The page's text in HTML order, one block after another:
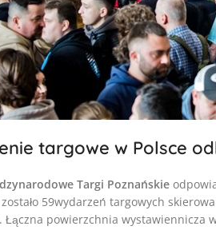
targowe w Polsce
Targi Poznańskie
59wydarzeń targowych
powierzchnia wystawiennicza